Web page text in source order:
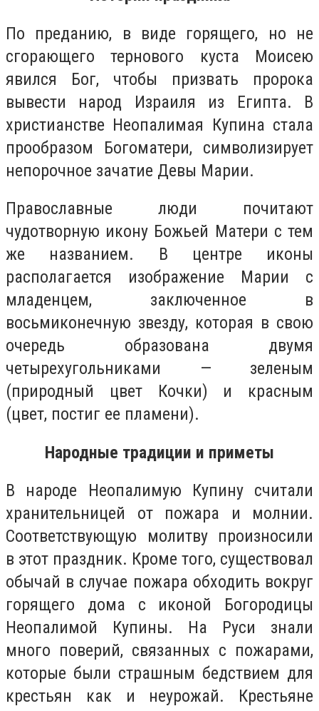
По преданию, в виде горящего, но не
сгорающего тернового куста Моисею
явился Бог, чтобы призвать пророка
вывести народ Израиля из Египта. В
христианстве Неопалимая Купина стала
прообразом Богоматери, символизирует
непорочное зачатие Девы Марии.
Православные люди почитают
чудотворную икону Божьей Матери с тем
же названием. В центре иконы
располагается изображение Марии с
младенцем, заключенное в
восьмиконечную звезду, которая в свою
очередь образована двумя
четырехугольниками — зеленым
(природный цвет Кочки) и красным
(цвет, постиг ее пламени).
Народные традиции и приметы
В народе Неопалимую Купину считали
хранительницей от пожара и молнии.
Соответствующую молитву произносили
в этот праздник. Кроме того, существовал
обычай в случае пожара обходить вокруг
горящего дома с иконой Богородицы
Неопалимой Купины. На Руси знали
много поверий, связанных с пожарами,
которые были страшным бедствием для
крестьян как и неурожай. Крестьяне